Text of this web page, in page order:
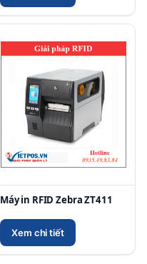
Máy in RFID Zebra ZT411
Xem chi tiết